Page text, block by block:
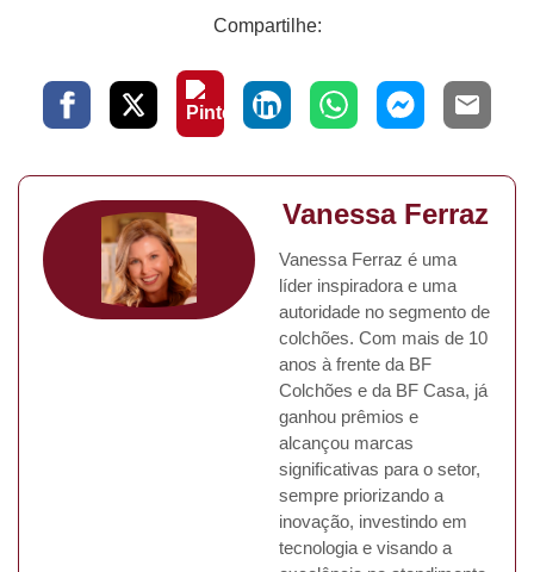
Compartilhe:
Vanessa Ferraz
Vanessa Ferraz é uma
líder inspiradora e uma
autoridade no segmento de
colchões. Com mais de 10
anos à frente da BF
Colchões e da BF Casa, já
ganhou prêmios e
alcançou marcas
significativas para o setor,
sempre priorizando a
inovação, investindo em
tecnologia e visando a